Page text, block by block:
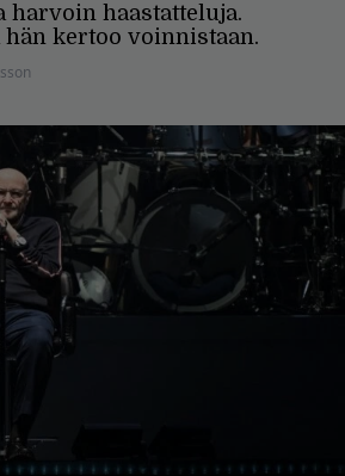
harvoin haastatteluja.
kertoo voinnistaan.